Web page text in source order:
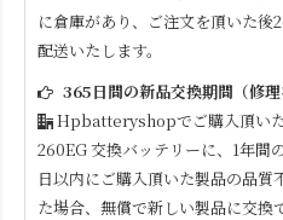
に倉庫があり、ご注文を頂いた後
配送いたします。
365日間の新品交換期間（修理
Hpbatteryshopでご購入頂い
260EG交換バッテリーに、1年間
日以内にご購入頂いた製品の品質
た場合、無償で新しい製品に交換